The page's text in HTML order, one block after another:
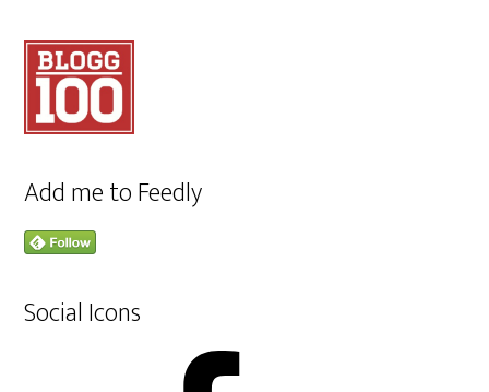
Add me to Feedly
Social Icons